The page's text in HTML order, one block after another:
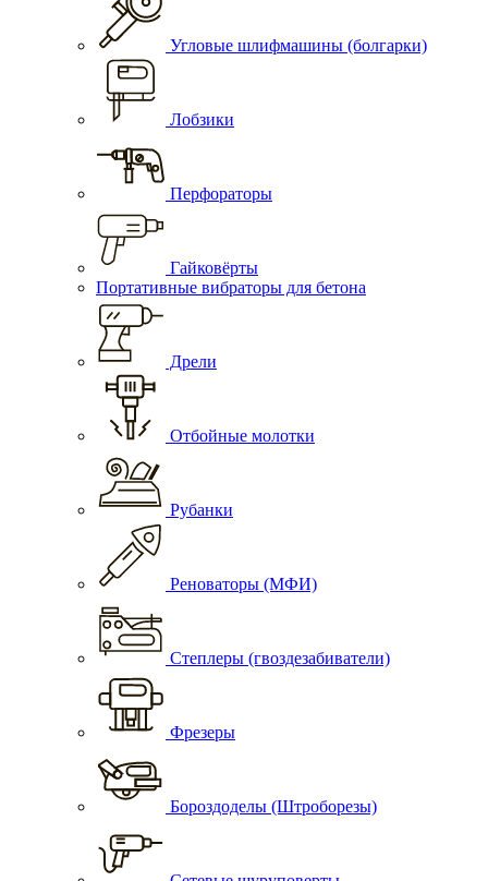
Угловые шлифмашины (болгарки)
Лобзики
Перфораторы
Гайковёрты
Портативные вибраторы для бетона
Дрели
Отбойные молотки
Рубанки
Реноваторы (МФИ)
Степлеры (гвоздезабиватели)
Фрезеры
Бороздоделы (Штроборезы)